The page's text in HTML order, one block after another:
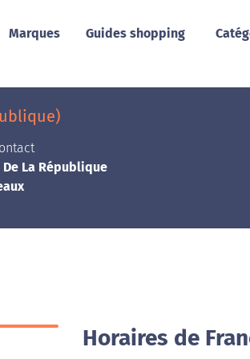
Marques Guides shopping
De La République
Horaires de